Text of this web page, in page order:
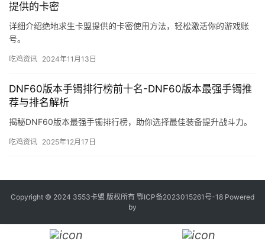
提供的卡密
详细介绍绝地求生卡盟提供的卡密使用方法，轻松激活你的游戏账
号。
吃鸡资讯 2024年11月13日
DNF60版本手镯排行榜前十名-DNF60版本最强手镯推
荐与排名解析
揭秘DNF60版本最强手镯排行榜，助你选择最佳装备提升战斗力。
吃鸡资讯 2025年12月17日
Copyright © 2024 3553卡盟 版权所有 鄂ICP备2023015261号-18 Powered
by